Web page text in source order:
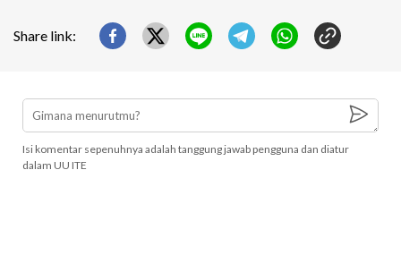
Share link:
Isi komentar sepenuhnya adalah tanggung jawab pengguna dan diatur
dalam UU ITE